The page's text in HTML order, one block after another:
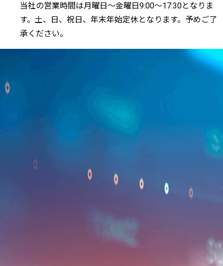
当社の営業時間は月曜日～金曜日9:00～17:30となりま
す。土、日、祝日、年末年始定休となります。予めご了
承ください。